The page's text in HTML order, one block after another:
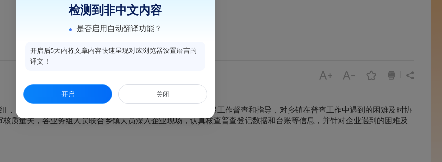
闽侯五经普质量进度两手抓
由各工作组组长带队赴14个街道（乡镇）开展普查登记阶段工作督查和指导，对乡镇在普查工作中遇到的困难及时协
质量关，各业务组人员联合乡镇人员深入企业现场，认真核查普查登记数据和台账等信息，并针对企业遇到的困难及
检测到非中文内容
是否启用自动翻译功能？
开启后5天内将文章内容快速呈现对应浏览器设置语言的
译文！
开启 关闭